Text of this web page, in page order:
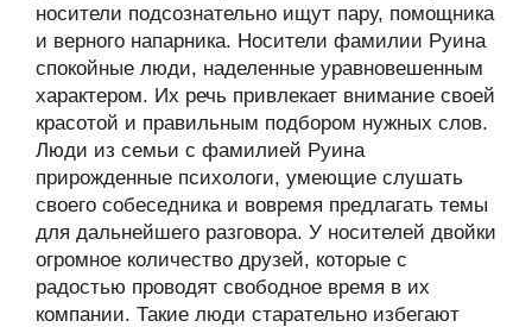
носители подсознательно ищут пару, помощника
и верного напарника. Носители фамилии Руина
спокойные люди, наделенные уравновешенным
характером. Их речь привлекает внимание своей
красотой и правильным подбором нужных слов.
Люди из семьи с фамилией Руина
прирожденные психологи, умеющие слушать
своего собеседника и вовремя предлагать темы
для дальнейшего разговора. У носителей двойки
огромное количество друзей, которые с
радостью проводят свободное время в их
компании. Такие люди старательно избегают